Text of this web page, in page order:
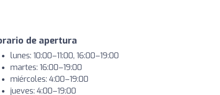
de apertura
lunes: 10:00–11:00, 16:00–19:00
martes: 16:00–19:00
miércoles: 4:00–19:00
jueves: 4:00–19:00